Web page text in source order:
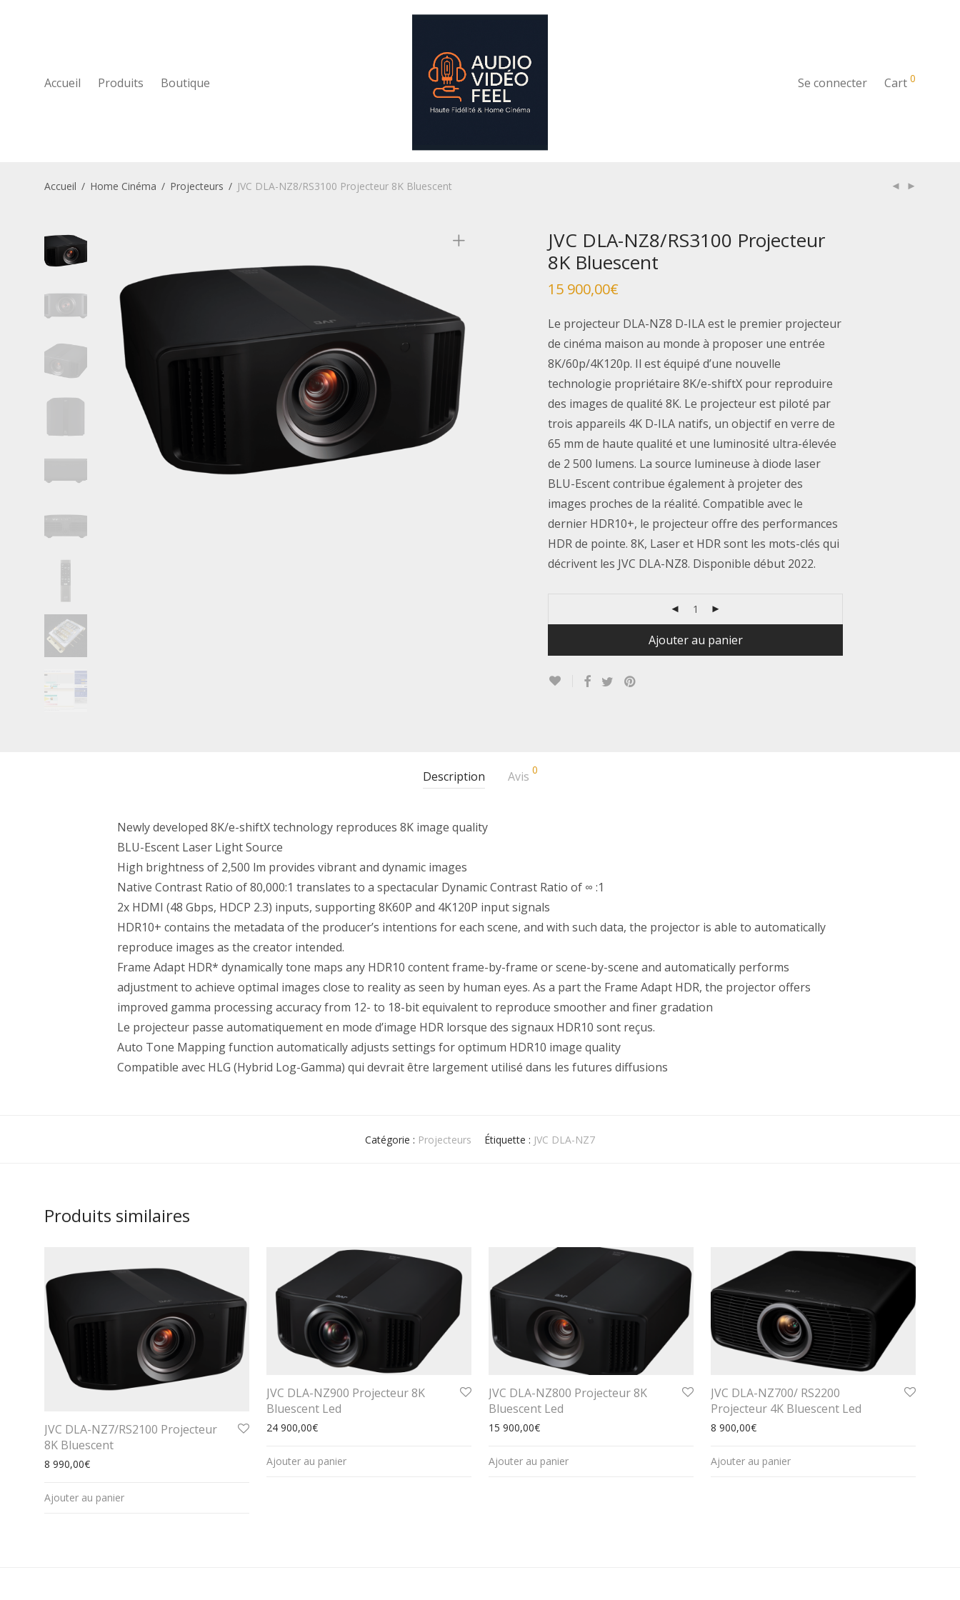
Accueil Produits Boutique Se connecter Cart 0
Accueil / Home Cinéma / Projecteurs / JVC DLA-NZ8/RS3100 Projecteur 8K Bluescent
JVC DLA-NZ8/RS3100 Projecteur
8K Bluescent
15 900,00€
Le projecteur DLA-NZ8 D-ILA est le premier projecteur
de cinéma maison au monde à proposer une entrée
8K/60p/4K120p. Il est équipé d’une nouvelle
technologie propriétaire 8K/e-shiftX pour reproduire
des images de qualité 8K. Le projecteur est piloté par
trois appareils 4K D-ILA natifs, un objectif en verre de
65 mm de haute qualité et une luminosité ultra-élevée
de 2 500 lumens. La source lumineuse à diode laser
BLU-Escent contribue également à projeter des
images proches de la réalité. Compatible avec le
dernier HDR10+, le projecteur offre des performances
HDR de pointe. 8K, Laser et HDR sont les mots-clés qui
décrivent les JVC DLA-NZ8. Disponible début 2022.
Ajouter au panier
Description Avis 0
Newly developed 8K/e-shiftX technology reproduces 8K image quality
BLU-Escent Laser Light Source
High brightness of 2,500 lm provides vibrant and dynamic images
Native Contrast Ratio of 80,000:1 translates to a spectacular Dynamic Contrast Ratio of ∞ :1
2x HDMI (48 Gbps, HDCP 2.3) inputs, supporting 8K60P and 4K120P input signals
HDR10+ contains the metadata of the producer’s intentions for each scene, and with such data, the projector is able to automatically
reproduce images as the creator intended.
Frame Adapt HDR* dynamically tone maps any HDR10 content frame-by-frame or scene-by-scene and automatically performs
adjustment to achieve optimal images close to reality as seen by human eyes. As a part the Frame Adapt HDR, the projector offers
improved gamma processing accuracy from 12- to 18-bit equivalent to reproduce smoother and finer gradation
Le projecteur passe automatiquement en mode d’image HDR lorsque des signaux HDR10 sont reçus.
Auto Tone Mapping function automatically adjusts settings for optimum HDR10 image quality
Compatible avec HLG (Hybrid Log-Gamma) qui devrait être largement utilisé dans les futures diffusions
Catégorie : Projecteurs Étiquette : JVC DLA-NZ7
Produits similaires
JVC DLA-NZ7/RS2100 Projecteur
8K Bluescent
8 990,00€
Ajouter au panier
JVC DLA-NZ900 Projecteur 8K
Bluescent Led
24 900,00€
Ajouter au panier
JVC DLA-NZ800 Projecteur 8K
Bluescent Led
15 900,00€
Ajouter au panier
JVC DLA-NZ700/ RS2200
Projecteur 4K Bluescent Led
8 900,00€
Ajouter au panier